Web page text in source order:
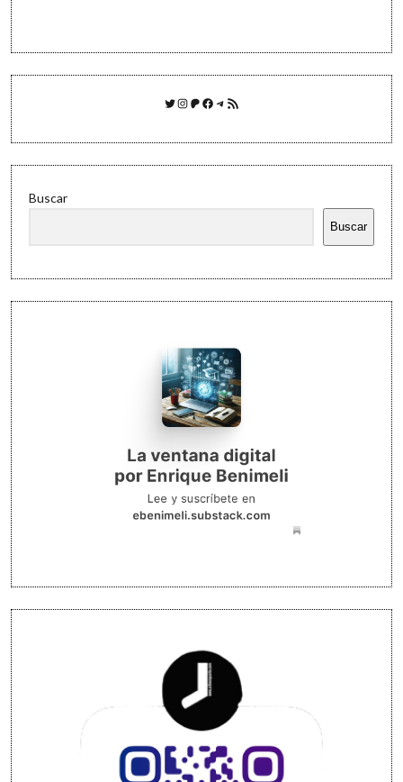
Twitter
Instagram
Patreon
Facebook
Telegram
Feed RSS
Buscar
Buscar